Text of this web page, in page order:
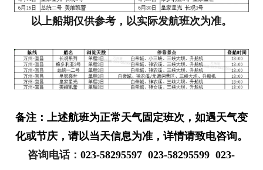
以上船期仅供参考，以实际发航班次为准。
备注：上述航班为正常天气固定班次，如遇天气变
化或节庆，请以当天信息为准，详情请致电咨询。
咨询电话：023-58295597 023-58295599 023-